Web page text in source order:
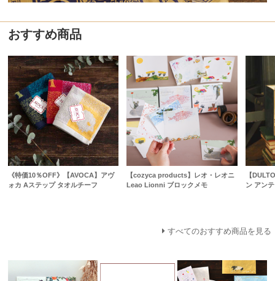
おすすめ商品
《特価10％OFF》【AVOCA】アヴ
ォカ Aステップ タオルチーフ
【cozyca products】レオ・レオニ
Leao Lionni ブロックメモ
【
ン アン
すべてのおすすめ商品を見る